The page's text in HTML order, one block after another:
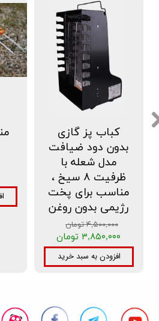
کباب پز گازی
بدون دود ضیافت
مدل شعله با
ظرفیت ۸ سیخ ،
مناسب برای پخت
رژیمی بدون روغن
۴,۵۰۰,۰۰۰ تومان
۳,۸۵۰,۰۰۰ تومان
افزودن به سبد خرید